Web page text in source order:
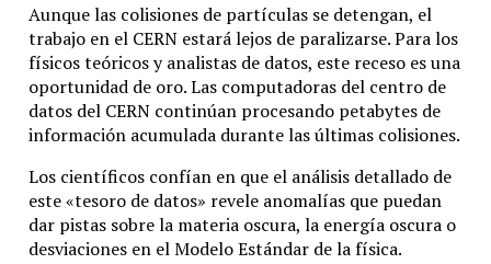
Aunque las colisiones de partículas se detengan, el
trabajo en el CERN estará lejos de paralizarse. Para los
físicos teóricos y analistas de datos, este receso es una
oportunidad de oro. Las computadoras del centro de
datos del CERN continúan procesando petabytes de
información acumulada durante las últimas colisiones.
Los científicos confían en que el análisis detallado de
este «tesoro de datos» revele anomalías que puedan
dar pistas sobre la materia oscura, la energía oscura o
desviaciones en el Modelo Estándar de la física.